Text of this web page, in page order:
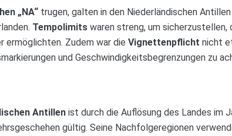
„NA“ trugen, galten in den Niederländischen
Tempolimits waren streng, um sicherzustellen,
ermöglichten. Zudem war die Vignettenpflicht nicht
und Geschwindigkeitsbegrenzungen zu
Antillen ist durch die Auflösung des Landes im
gültig. Seine Nachfolgeregionen